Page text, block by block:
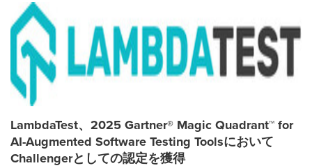
LambdaTest、2025 Gartner® Magic Quadrant™ for
AI-Augmented Software Testing Toolsにおいて
Challengerとしての認定を獲得